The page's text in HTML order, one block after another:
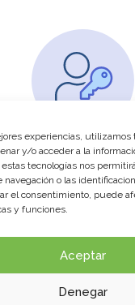
experiencias, utilizamos
y/o acceder a la
tecnologías nos
navegación o las
el consentimiento, puede
y funciones.
Aceptar
Denegar
be logged in to
course
is only available
Click here to